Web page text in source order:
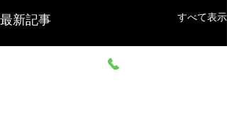
最新記事 すべて表示